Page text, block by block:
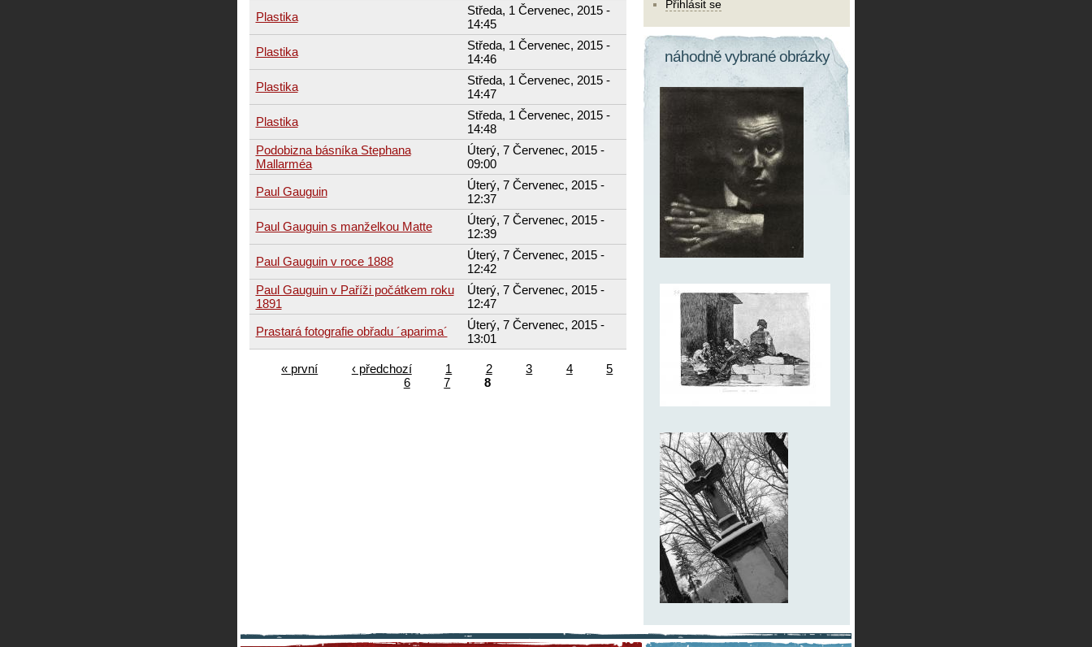
Plastika
Středa, 1 Červenec, 2015 -
14:45
Plastika
Středa, 1 Červenec, 2015 -
14:46
Plastika
Středa, 1 Červenec, 2015 -
14:47
Plastika
Středa, 1 Červenec, 2015 -
14:48
Podobizna básníka Stephana
Mallarméa
Úterý, 7 Červenec, 2015 -
09:00
Paul Gauguin
Úterý, 7 Červenec, 2015 -
12:37
Paul Gauguin s manželkou Matte
Úterý, 7 Červenec, 2015 -
12:39
Paul Gauguin v roce 1888
Úterý, 7 Červenec, 2015 -
12:42
Paul Gauguin v Paříži počátkem roku
1891
Úterý, 7 Červenec, 2015 -
12:47
Prastará fotografie obřadu ´aparima´
Úterý, 7 Červenec, 2015 -
13:01
« první ‹ předchozí 1 2 3 4
5
6
7 8
Přihlásit se
náhodně vybrané obrázky